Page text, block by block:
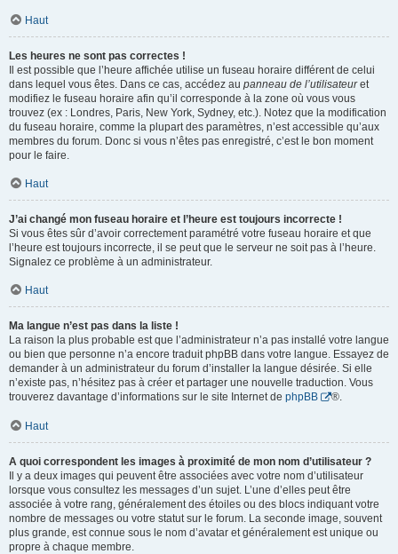
Haut
Les heures ne sont pas correctes !
Il est possible que l’heure affichée utilise un fuseau horaire différent de celui
dans lequel vous êtes. Dans ce cas, accédez au panneau de l’utilisateuret
modifiez le fuseau horaire afin qu’il corresponde à la zone où vous vous
trouvez (ex : Londres, Paris, New York, Sydney, etc.). Notez que la modification
du fuseau horaire, comme la plupart des paramètres, n’est accessible qu’aux
membres du forum. Donc si vous n’êtes pas enregistré, c’est le bon moment
pour le faire.
Haut
J’ai changé mon fuseau horaire et l’heure est toujours incorrecte !
Si vous êtes sûr d’avoir correctement paramétré votre fuseau horaire et que
l’heure est toujours incorrecte, il se peut que le serveur ne soit pas à l’heure.
Signalez ce problème à un administrateur.
Haut
Ma langue n’est pas dans la liste !
La raison la plus probable est que l’administrateur n’a pas installé votre langue
ou bien que personne n’a encore traduit phpBB dans votre langue. Essayez de
demander à un administrateur du forum d’installer la langue désirée. Si elle
n’existe pas, n’hésitez pas à créer et partager une nouvelle traduction. Vous
trouverez davantage d’informations sur le site Internet de phpBB ®.
Haut
A quoi correspondent les images à proximité de mon nom d’utilisateur ?
Il y a deux images qui peuvent être associées avec votre nom d’utilisateur
lorsque vous consultez les messages d’un sujet. L’une d’elles peut être
associée à votre rang, généralement des étoiles ou des blocs indiquant votre
nombre de messages ou votre statut sur le forum. La seconde image, souvent
plus grande, est connue sous le nom d’avatar et généralement est unique ou
propre à chaque membre.